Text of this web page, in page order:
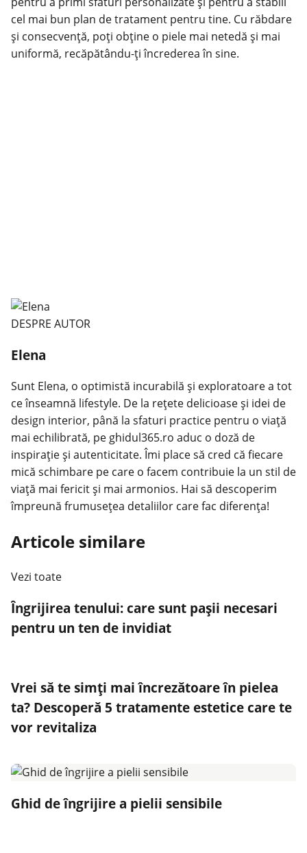
cel mai bun plan de tratament pentru tine. Cu răbdare
și consecvență, poți obține o piele mai netedă și mai
uniformă, recăpătându-ți încrederea în sine.
DESPRE AUTOR
Elena
Sunt Elena, o optimistă incurabilă și exploratoare a tot
ce înseamnă lifestyle. De la rețete delicioase și idei de
design interior, până la sfaturi practice pentru o viață
mai echilibrată, pe ghidul365.ro aduc o doză de
inspirație și autenticitate. Îmi place să cred că fiecare
mică schimbare pe care o facem contribuie la un stil de
viață mai fericit și mai armonios. Hai să descoperim
împreună frumusețea detaliilor care fac diferența!
Articole similare
Vezi toate
Îngrijirea tenului: care sunt pașii necesari
pentru un ten de invidiat
Vrei să te simți mai încrezătoare în pielea
ta? Descoperă 5 tratamente estetice care te
vor revitaliza
Ghid de îngrijire a pielii sensibile